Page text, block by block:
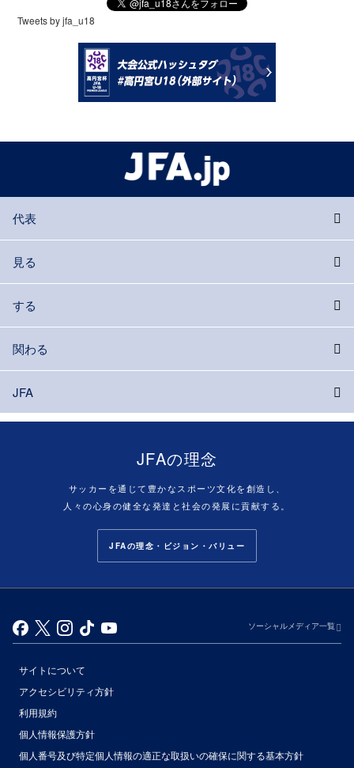
Tweets by jfa_u18
代表
見る
する
関わる
JFA
JFAの理念
サッカーを通じて豊かなスポーツ文化を創造し、
人々の心身の健全な発達と社会の発展に貢献する。
JFAの理念・ビジョン・バリュー
ソーシャルメディア一覧
サイトについて
アクセシビリティ方針
利用規約
個人情報保護方針
個人番号及び特定個人情報の適正な取扱いの確保に関する基本方針